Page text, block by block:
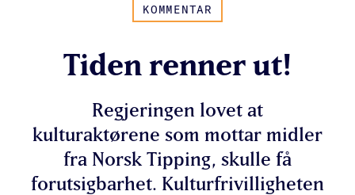
KOMMENTAR
Tiden renner ut!
Regjeringen lovet at
kulturaktørene som mottar midler
fra Norsk Tipping, skulle få
forutsigbarhet. Kulturfrivilligheten